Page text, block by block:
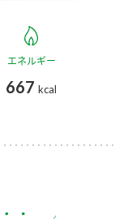
中華エネルギー
667 kcal